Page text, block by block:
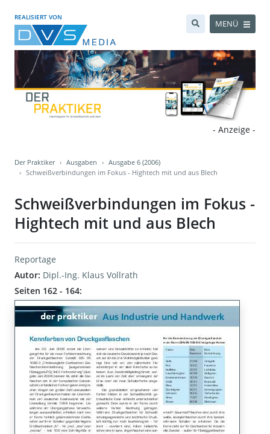
REALISIERT VON
MENÜ
- Anzeige -
Der Praktiker Ausgaben
Ausgabe 6 (2006)
Schweißverbindungen im Fokus - Hightech mit und aus Blech
Schweißverbindungen im Fokus -
Hightech mit und aus Blech
Reportage
Autor: Dipl.-Ing. Klaus Vollrath
Seiten 162 - 164: